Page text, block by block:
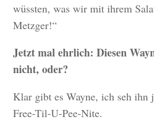
wüssten, was wir mit ihrem
Metzger!“
Jetzt mal ehrlich: Diesen
nicht, oder?
Klar gibt es Wayne, ich seh ihn
Free-Til-U-Pee-Nite.